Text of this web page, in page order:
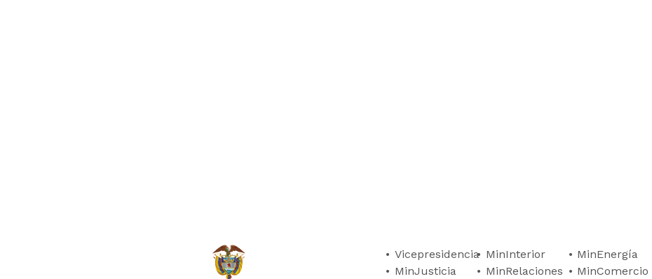
Vicepresidencia
MinJusticia
MinInterior
MinRelaciones
MinEnergía
MinComercio